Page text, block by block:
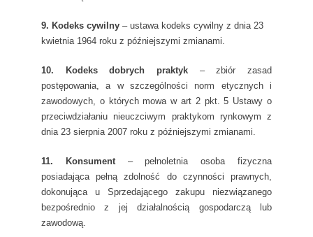
9. Kodeks cywilny – ustawa kodeks cywilny z dnia 23
kwietnia 1964 roku z późniejszymi zmianami.
10. Kodeks dobrych praktyk – zbiór zasad
postępowania, a w szczególności norm etycznych i
zawodowych, o których mowa w art 2 pkt. 5 Ustawy o
przeciwdziałaniu nieuczciwym praktykom rynkowym z
dnia 23 sierpnia 2007 roku z późniejszymi zmianami.
11. Konsument– pełnoletnia osoba fizyczna
posiadająca pełną zdolność do czynności prawnych,
dokonująca u Sprzedającego zakupu niezwiązanego
bezpośrednio z jej działalnością gospodarczą lub
zawodową.